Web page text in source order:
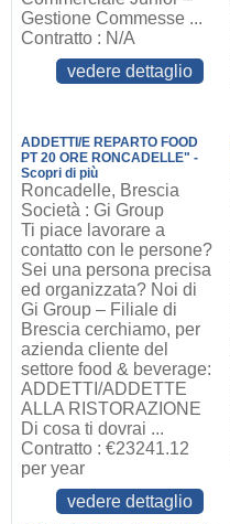
Gestione Commesse ...
Contratto : N/A
vedere dettaglio
ADDETTI/E REPARTO FOOD
PT 20 ORE RONCADELLE" -
Scopri di più
Roncadelle, Brescia
Società : Gi Group
Ti piace lavorare a
contatto con le persone?
Sei una persona precisa
ed organizzata? Noi di
Gi Group – Filiale di
Brescia cerchiamo, per
azienda cliente del
settore food & beverage:
ADDETTI/ADDETTE
ALLA RISTORAZIONE
Di cosa ti dovrai ...
Contratto : €23241.12
per year
vedere dettaglio